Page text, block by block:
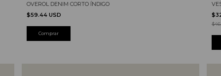
OVEROL DENIM CORTO ÍNDIGO
$59.44 USD
Comprar